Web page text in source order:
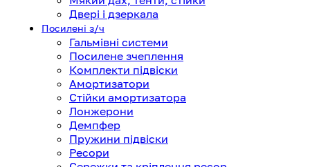
Двері і дзеркала
Посилені з/ч
Гальмівні системи
Посилене зчеплення
Комплекти підвіски
Амортизатори
Стійки амортизатора
Лонжерони
Демпфер
Пружини підвіски
Ресори